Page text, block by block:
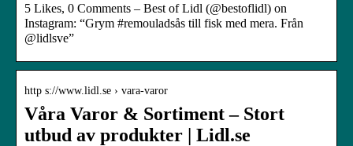
5 Likes, 0 Comments – Best of Lidl (@bestoflidl) on
Instagram: “Grym #remouladsås till fisk med mera. Från
@lidlsve”
http s://www.lidl.se › vara-varor
Våra Varor & Sortiment – Stort
utbud av produkter | Lidl.se